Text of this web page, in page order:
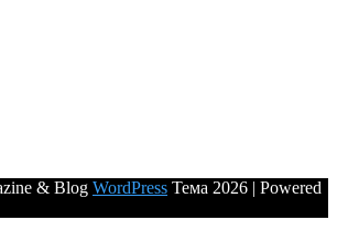
& Blog WordPress Тема 2026 | Powered